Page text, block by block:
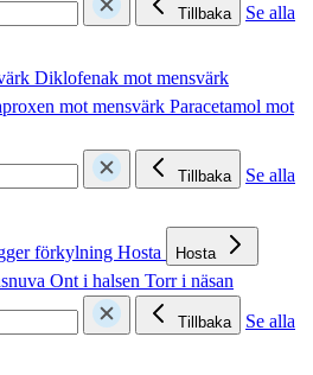
Tillbaka
Se alla
Diklofenak mot mensvärk
mot mensvärk Paracetamol mot
Tillbaka
Se alla
förkylning Hosta Hosta
Ont i halsen Torr i näsan
Tillbaka
Se alla